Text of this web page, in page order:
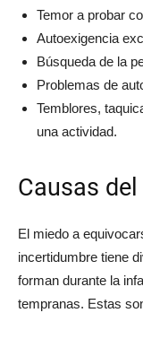
Temor a probar
Autoexigencia
Búsqueda de la
Problemas de
Temblores,
una actividad.
Causas
El miedo a
incertidumbre tiene
forman durante la
tempranas. Estas